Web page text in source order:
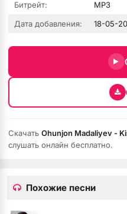
Битрейт:
MP3
Дата добавления:
18-05-
Скачать Ohunjon Madaliyev -
слушать онлайн бесплатно.
Похожие песни